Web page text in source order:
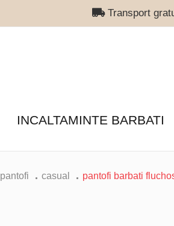
Transport
INCALTAMINTE BARBATI
pantofi casual pantofi barbati